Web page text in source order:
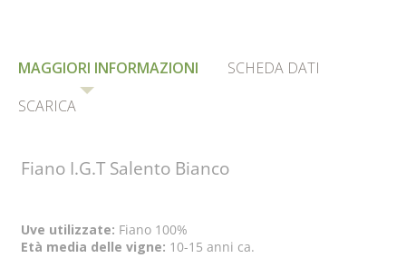
MAGGIORI INFORMAZIONI
SCHEDA DATI
SCARICA
Fiano I.G.T Salento Bianco
Uve utilizzate: Fiano 100%
Età media delle vigne: 10-15 anni ca.